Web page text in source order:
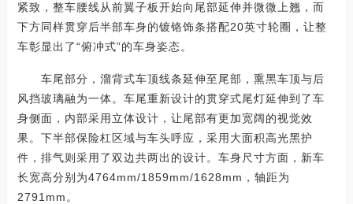
紧致，整车腰线从前翼子板开始向尾部延伸并微微上翘，而
下方同样贯穿后半部车身的镀铬饰条搭配20英寸轮圈，让整
车彰显出了“俯冲式”的车身姿态。
车尾部分，溜背式车顶线条延伸至尾部，熏黑车顶与后
风挡玻璃融为一体。车尾重新设计的贯穿式尾灯延伸到了车
身侧面，内部采用立体设计，让尾部有更加宽阔的视觉效
果。下半部保险杠区域与车头呼应，采用大面积高光黑护
件，排气则采用了双边共两出的设计。车身尺寸方面，新车
长宽高分别为4764mm/1859mm/1628mm，轴距为
2791mm。